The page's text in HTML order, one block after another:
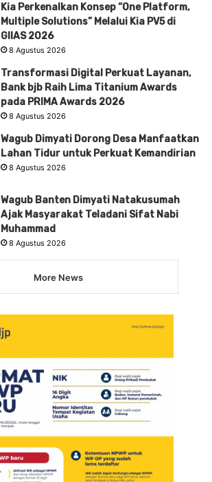
Kia Perkenalkan Konsep “One Platform,
Multiple Solutions” Melalui Kia PV5 di
GIIAS 2026
8 Agustus 2026
Transformasi Digital Perkuat Layanan,
Bank bjb Raih Lima Titanium Awards
pada PRIMA Awards 2026
8 Agustus 2026
Wagub Dimyati Dorong Desa Manfaatkan
Lahan Tidur untuk Perkuat Kemandirian
8 Agustus 2026
Wagub Banten Dimyati Natakusumah
Ajak Masyarakat Teladani Sifat Nabi
Muhammad
8 Agustus 2026
More News